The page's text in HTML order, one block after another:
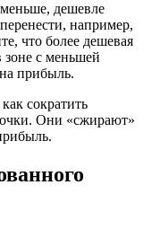
дешевле
например,
что более дешевая
зоне с меньшей
прибыль.
сократить
Они «сжирают»